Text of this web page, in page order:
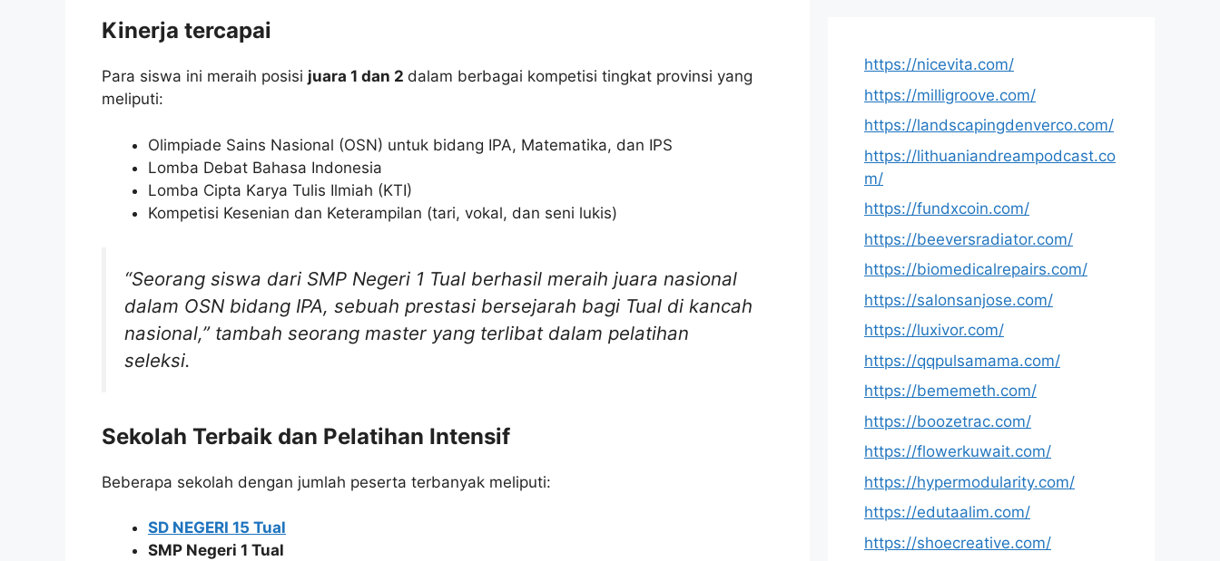
Kinerja tercapai
Para siswa ini meraih posisi juara 1 dan 2 dalam berbagai kompetisi tingkat provinsi yang
meliputi:
Olimpiade Sains Nasional (OSN) untuk bidang IPA, Matematika, dan IPS
Lomba Debat Bahasa Indonesia
Lomba Cipta Karya Tulis Ilmiah (KTI)
Kompetisi Kesenian dan Keterampilan (tari, vokal, dan seni lukis)
“Seorang siswa dari SMP Negeri 1 Tual berhasil meraih juara nasional
dalam OSN bidang IPA, sebuah prestasi bersejarah bagi Tual di kancah
nasional,” tambah seorang master yang terlibat dalam pelatihan
seleksi.
Sekolah Terbaik dan Pelatihan Intensif
Beberapa sekolah dengan jumlah peserta terbanyak meliputi:
SD NEGERI 15 Tual
SMP Negeri 1 Tual
https://nicevita.com/
https://milligroove.com/
https://landscapingdenverco.com/
https://lithuaniandreampodcast.co
m/
https://fundxcoin.com/
https://beeversradiator.com/
https://biomedicalrepairs.com/
https://salonsanjose.com/
https://luxivor.com/
https://qqpulsamama.com/
https://bememeth.com/
https://boozetrac.com/
https://flowerkuwait.com/
https://hypermodularity.com/
https://edutaalim.com/
https://shoecreative.com/